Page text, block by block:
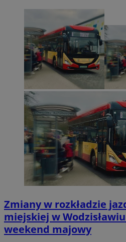
Zmiany w rozkładzie
miejskiej w
weekend majowy